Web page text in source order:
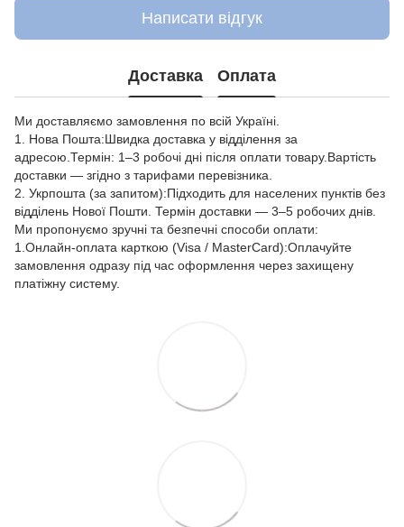
Написати відгук
Доставка Оплата
Ми доставляємо замовлення по всій Україні.
1. Нова Пошта:Швидка доставка у відділення за
адресою.Термін: 1–3 робочі дні після оплати товару.Вартість
доставки — згідно з тарифами перевізника.
2. Укрпошта (за запитом):Підходить для населених пунктів без
відділень Нової Пошти. Термін доставки — 3–5 робочих днів.
Ми пропонуємо зручні та безпечні способи оплати:
1.Онлайн-оплата карткою (Visa / MasterCard):Оплачуйте
замовлення одразу під час оформлення через захищену
платіжну систему.